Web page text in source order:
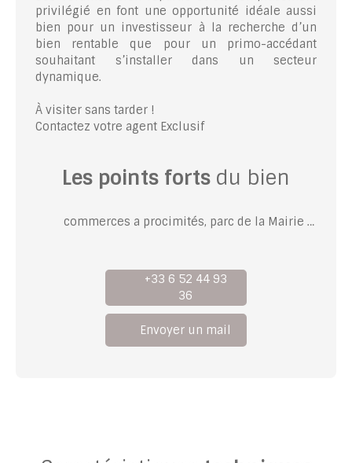
privilégié en font une opportunité idéale aussi
bien pour un investisseur à la recherche d’un
bien rentable que pour un primo-accédant
souhaitant s’installer dans un secteur
dynamique.
À visiter sans tarder !
Contactez votre agent Exclusif
Les points forts du bien
commerces a procimités, parc de la Mairie a deux pas,
+33 6 52 44 93
36
Envoyer un mail